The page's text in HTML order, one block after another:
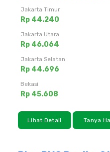
Jakarta Timur
Rp 44.240
Jakarta Utara
Rp 46.064
Jakarta Selatan
Rp 44.696
Bekasi
Rp 45.608
Lihat Detail Tanya